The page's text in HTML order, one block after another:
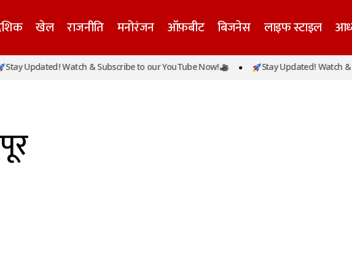
खेल राजनीति मनोरंजन ऑफ़बीट बिजनेस लाइफ स्टाइल
Updated! Watch & Subscribe to our YouTube Now! Stay Updated! Watch &